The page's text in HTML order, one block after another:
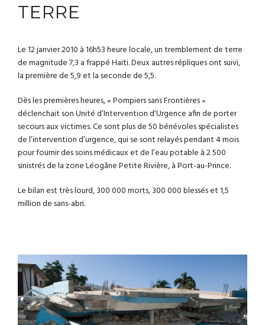
TERRE
Le 12 janvier 2010 à 16h53 heure locale, un tremblement de terre
de magnitude 7,3 a frappé Haïti. Deux autres répliques ont suivi,
la première de 5,9 et la seconde de 5,5.
Dès les premières heures, « Pompiers sans Frontières »
déclenchait son Unité d’Intervention d’Urgence afin de porter
secours aux victimes. Ce sont plus de 50 bénévoles spécialistes
de l’intervention d’urgence, qui se sont relayés pendant 4 mois
pour fournir des soins médicaux et de l’eau potable à 2 500
sinistrés de la zone Léogâne Petite Rivière, à Port-au-Prince.
Le bilan est très lourd, 300 000 morts, 300 000 blessés et 1,5
million de sans-abri.